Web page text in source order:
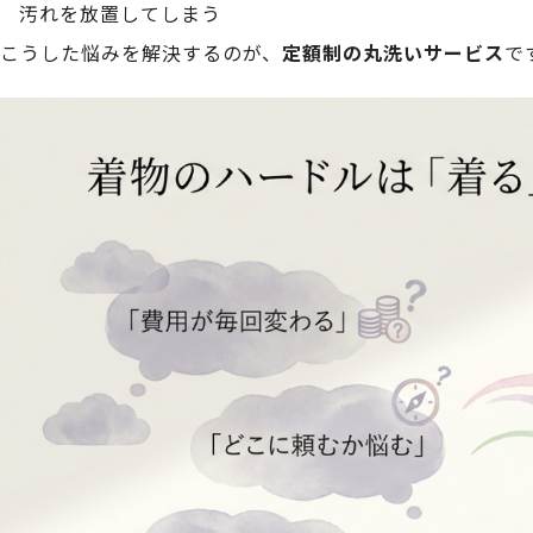
汚れを放置してしまう
こうした悩みを解決するのが、 定額制の丸洗いサービスで